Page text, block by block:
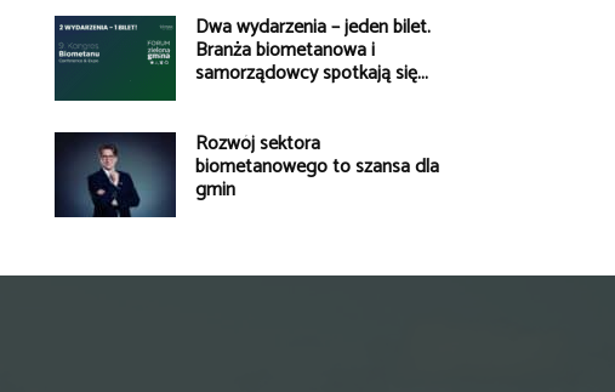
Dwa wydarzenia – jeden bilet.
Branża biometanowa i
samorządowcy spotkają się...
Rozwój sektora
biometanowego to szansa dla
gmin